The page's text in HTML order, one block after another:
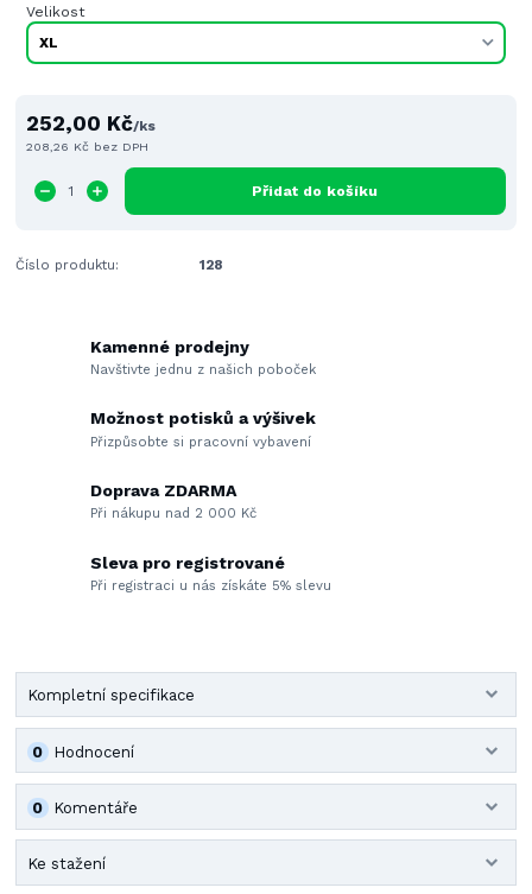
Velikost
252,00 Kč/ks
208,26 Kč bez DPH
Přidat do košíku
Číslo produktu: 128
Kamenné prodejny
Navštivte jednu z našich poboček
Možnost potisků a výšivek
Přizpůsobte si pracovní vybavení
Doprava ZDARMA
Při nákupu nad 2 000 Kč
Sleva pro registrované
Při registraci u nás získáte 5% slevu
Kompletní specifikace
Hodnocení
0
Komentáře
0
Ke stažení